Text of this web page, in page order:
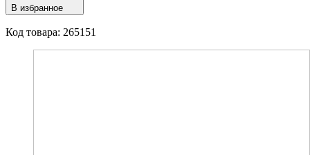
В избранное
Код товара: 265151